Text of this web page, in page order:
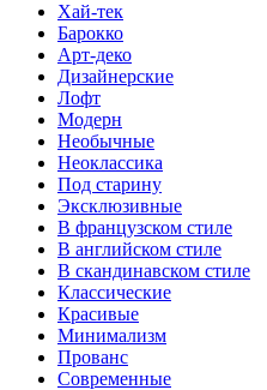
Хай-тек
Барокко
Арт-деко
Дизайнерские
Лофт
Модерн
Необычные
Неоклассика
Под старину
Эксклюзивные
В французском стиле
В английском стиле
В скандинавском стиле
Классические
Красивые
Минимализм
Прованс
Современные